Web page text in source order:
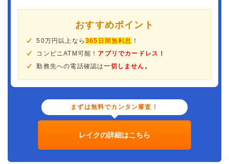
おすすめポイント
50万円以上なら365日間無利息 ！
コンビニATM可能！ アプリでカードレス！
勤務先への電話確認は一切しません。
まずは無料でカンタン審査！
レイクの詳細はこちら